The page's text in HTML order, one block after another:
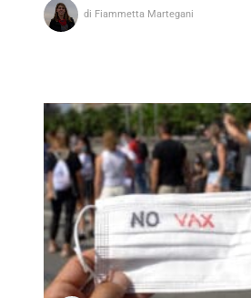
di Fiammetta Martegani